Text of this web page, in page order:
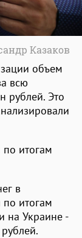
Казаков
объем
всю
рублей. Это
итогам
в
итогам
на Украине -